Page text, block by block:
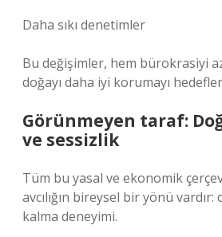
Daha sıkı denetimler
Bu değişimler, hem bürokrasiyi
doğayı daha iyi korumayı
Görünmeyen taraf:
ve sessizlik
Tüm bu yasal ve ekonomik
avcılığın bireysel bir yönü vardır:
kalma deneyimi.